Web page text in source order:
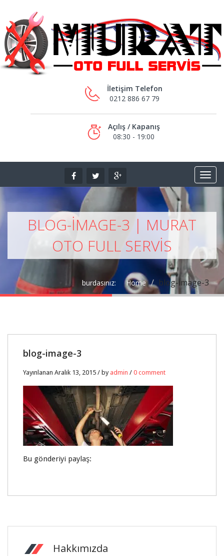
İletişim Telefon
0212 886 67 79
Açılış / Kapanış
08:30 - 19:00
BLOG-IMAGE-3 | MURAT
OTO FULL SERVIS
burdasınız: Home blog-image-3
13
ARA
0
blog-image-3
Yayınlanan Aralık 13, 2015 / by admin / 0 comment
Bu gönderiyi paylaş:
Hakkımızda